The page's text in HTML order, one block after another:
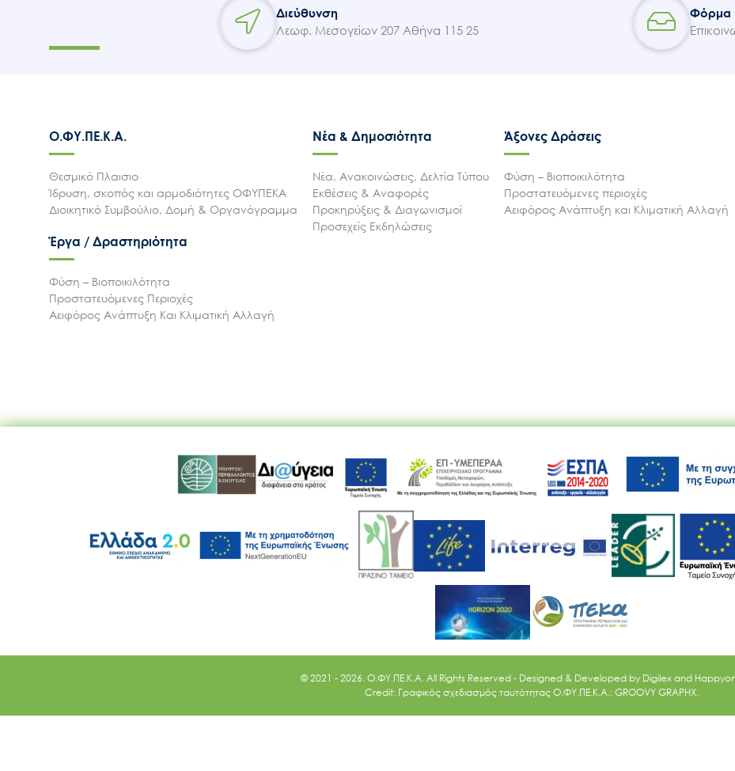
Ακολουθήστε μας
Διεύθυνση
Λεωφ. Μεσογείων 207 Αθήνα 115 25
Φόρμα
Ο.ΦΥ.ΠΕ.Κ.Α.
Θεσμικό Πλαισιο
Ίδρυση, σκοπός και αρμοδιότητες ΟΦΥΠΕΚΑ
Διοικητικό Συμβούλιο, Δομή & Οργανόγραμμα
Νέα & Δημοσιότητα
Νέα, Ανακοινώσεις, Δελτία Τύπου
Εκθέσεις & Αναφορές
Προκηρύξεις & Διαγωνισμοί
Προσεχείς Εκδηλώσεις
Άξονες Δράσεις
Φύση – Βιοποικιλότητα
Προστατευόμενες περιοχές
Αειφόρος Ανάπτυξη και Κλιματική Αλλαγή
Έργα / Δραστηριότητα
Φύση – Βιοποικιλότητα
Προστατευόμενες Περιοχές
Αειφόρος Ανάπτυξη Και Κλιματική Αλλαγή
© 2021 - 2026. O.ΦΥ.ΠΕ.Κ.Α. All Rights Reserved - Designed & Developed by Digilex and
Credit: Γραφικός σχεδιασμός ταυτότητας Ο.ΦΥ.ΠΕ.Κ.Α.: GROOVY GRAPHX.